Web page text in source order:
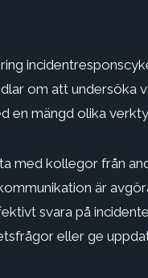
om att undersöka
en mängd olika
med kollegor från
är
svara på
eller ge